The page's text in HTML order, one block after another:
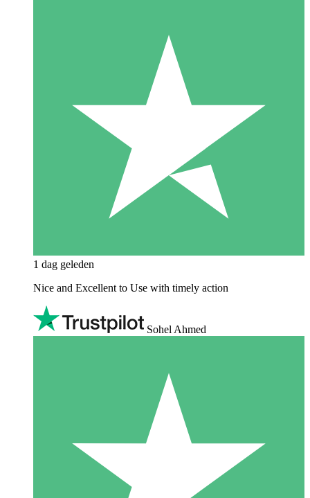
1 dag geleden
Nice and Excellent to Use with timely action
Sohel Ahmed